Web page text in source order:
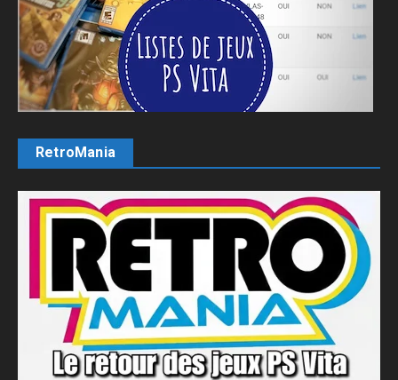
RetroMania